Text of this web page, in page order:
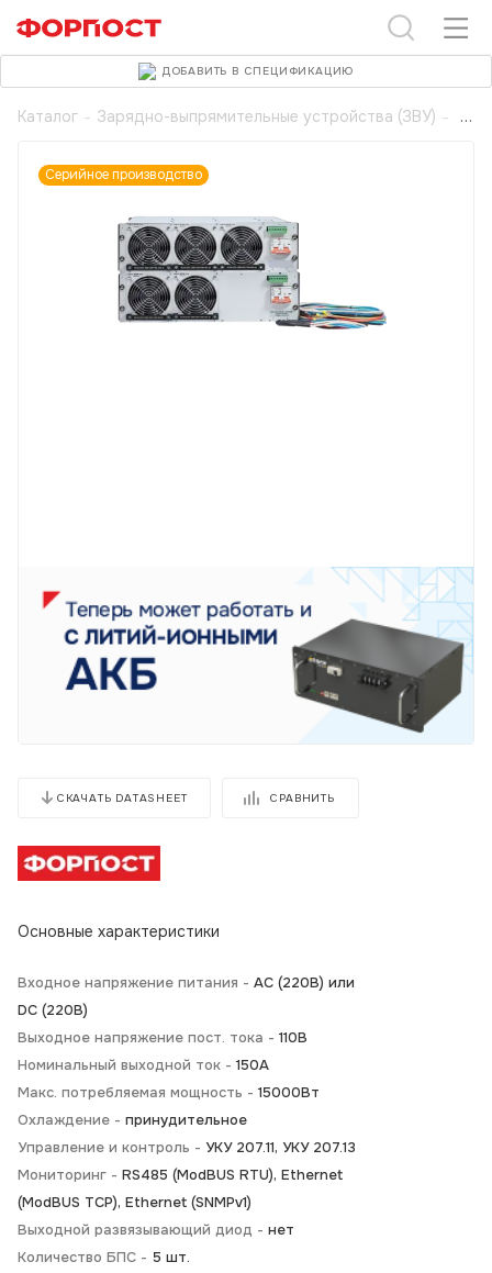
Каталог - Зарядно-выпрямительные устройства (ЗВУ) -
Серийное производство
СКАЧАТЬ DATASHEET СРАВНИТЬ
Основные характеристики
Входное напряжение питания - АС (220В) или
DC (220В)
Выходное напряжение пост. тока - 110В
Номинальный выходной ток - 150А
Макс. потребляемая мощность - 15000Вт
Охлаждение - принудительное
Управление и контроль - УКУ 207.11, УКУ 207.13
Мониторинг - RS485 (ModBUS RTU), Ethernet
(ModBUS TCP), Ethernet (SNMPv1)
Выходной развязывающий диод - нет
Количество БПС - 5 шт.
ДОБАВИТЬ В СПЕЦИФИКАЦИЮ